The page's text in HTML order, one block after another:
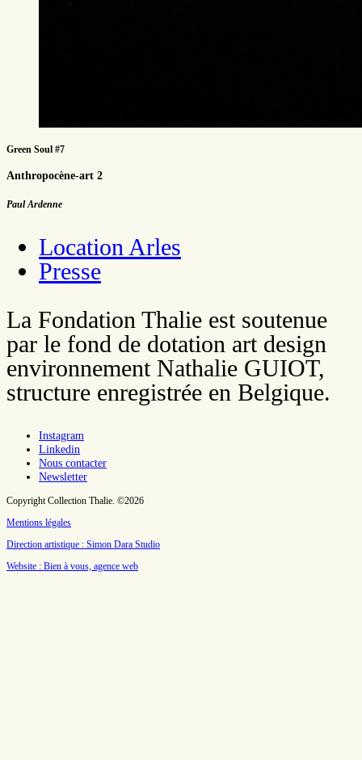
Green Soul #7
Anthropocène-art 2
Paul Ardenne
Location Arles
Presse
La Fondation Thalie est soutenue
par le fond de dotation art design
environnement Nathalie GUIOT,
structure enregistrée en Belgique.
Instagram
Linkedin
Nous contacter
Newsletter
Copyright Collection Thalie. ©2026
Mentions légales
Direction artistique : Simon Dara Studio
Website : Bien à vous, agence web